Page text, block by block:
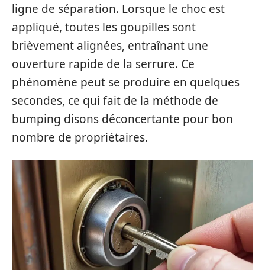
ligne de séparation. Lorsque le choc est
appliqué, toutes les goupilles sont
brièvement alignées, entraînant une
ouverture rapide de la serrure. Ce
phénomène peut se produire en quelques
secondes, ce qui fait de la méthode de
bumping disons déconcertante pour bon
nombre de propriétaires.